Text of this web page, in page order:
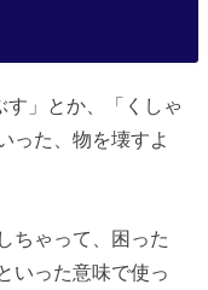
す」とか、「くしゃ
った、物を壊すよ
ちゃって、困った
いった意味で使っ